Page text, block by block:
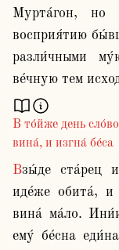
Мурта́гон, но
восприя́тию
разли́чными
В то́йже день
вина́, и изгна́ бе́са
Взы́де ста́рец иногда́ от ски́та еди́н в Терну́ф,
иде́же обита́, и
вина́ ма́ло.
ему́ бе́сна